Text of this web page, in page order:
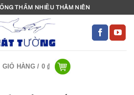
THẤM NHIỀU THÂM NIÊN
GIỎ HÀNG / 0₫